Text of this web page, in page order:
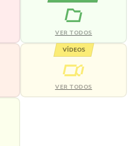
VER TODOS
VÍDEOS
VER TODOS